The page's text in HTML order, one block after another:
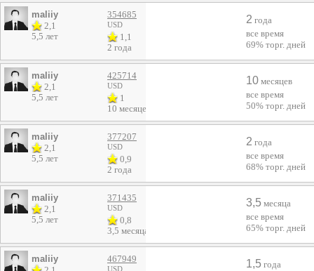
maliiy
2,1
5,5 лет
354685
USD
1,1
2 года
2 года
все время
69% торг. дней
maliiy
2,1
5,5 лет
425714
USD
1
10 месяцев
10 месяцев
все время
50% торг. дней
maliiy
2,1
5,5 лет
377207
USD
0,9
2 года
2 года
все время
68% торг. дней
maliiy
2,1
5,5 лет
371435
USD
0,8
3,5 месяца
3,5 месяца
все время
65% торг. дней
maliiy
467949
USD 1,5 года